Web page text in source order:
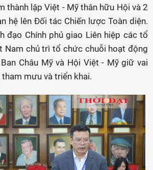
thành lập Việt - Mỹ thân hữu Hội và 2
hệ lên Đối tác Chiến lược Toàn diện.
đạo Chính phủ giao Liên hiệp các tổ
Nam chủ trì tổ chức chuỗi hoạt động
Châu Mỹ và Hội Việt - Mỹ giữ vai
mưu và triển khai.